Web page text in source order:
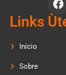
Links
Início
Sobre